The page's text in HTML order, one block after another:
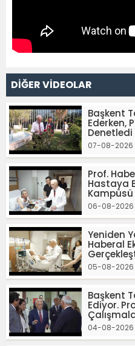
DİĞER VİDEOLAR
Başkent
Ederken,
Denetledi
07-08-2026
Prof.
Hastaya
06-08-
Yeniden
Haberal
05-08-
Başkent
Ediyor.
04-08-